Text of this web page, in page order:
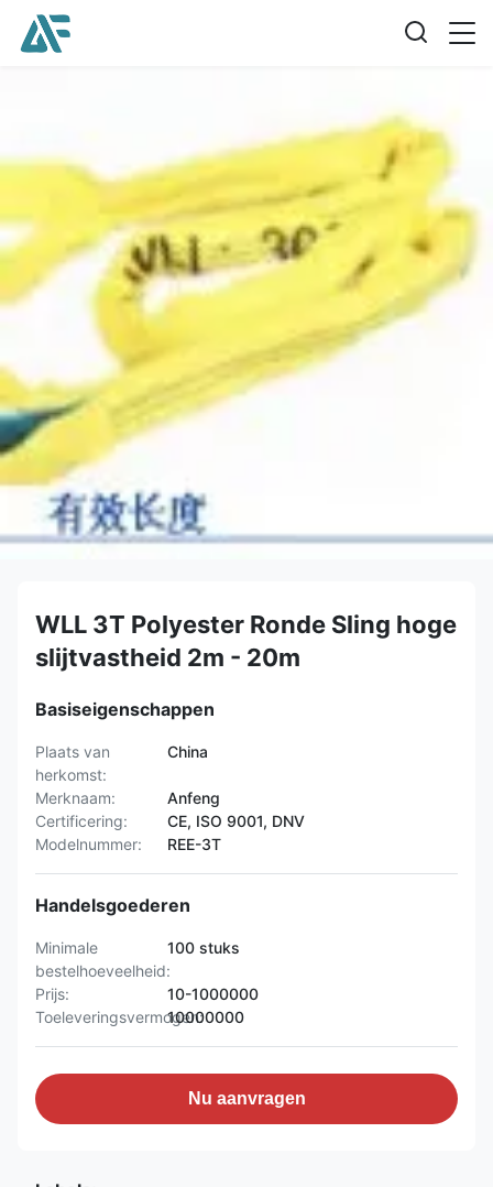
WLL 3T Polyester Ronde Sling hoge
slijtvastheid 2m - 20m
Basiseigenschappen
Plaats van
herkomst:
China
Merknaam:
Anfeng
Certificering:
CE, ISO 9001, DNV
Modelnummer:
REE-3T
Handelsgoederen
Minimale
bestelhoeveelheid:
100 stuks
Prijs:
10-1000000
Toeleveringsvermogen:10000000
Nu aanvragen